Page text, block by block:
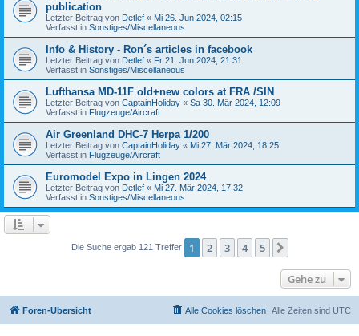
publication
Letzter Beitrag von Detlef « Mi 26. Jun 2024, 02:15
Verfasst in Sonstiges/Miscellaneous
Info & History - Ron´s articles in facebook
Letzter Beitrag von Detlef « Fr 21. Jun 2024, 21:31
Verfasst in Sonstiges/Miscellaneous
Lufthansa MD-11F old+new colors at FRA /SIN
Letzter Beitrag von CaptainHoliday « Sa 30. Mär 2024, 12:09
Verfasst in Flugzeuge/Aircraft
Air Greenland DHC-7 Herpa 1/200
Letzter Beitrag von CaptainHoliday « Mi 27. Mär 2024, 18:25
Verfasst in Flugzeuge/Aircraft
Euromodel Expo in Lingen 2024
Letzter Beitrag von Detlef « Mi 27. Mär 2024, 17:32
Verfasst in Sonstiges/Miscellaneous
Die Suche ergab 121 Treffer 1 2 3 4 5
Gehe zu
Foren-Übersicht Alle Zeiten sind UTC
Alle Cookies löschen